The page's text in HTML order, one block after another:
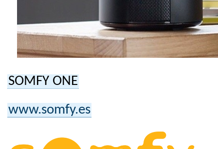
SOMFY ONE
www.somfy.es